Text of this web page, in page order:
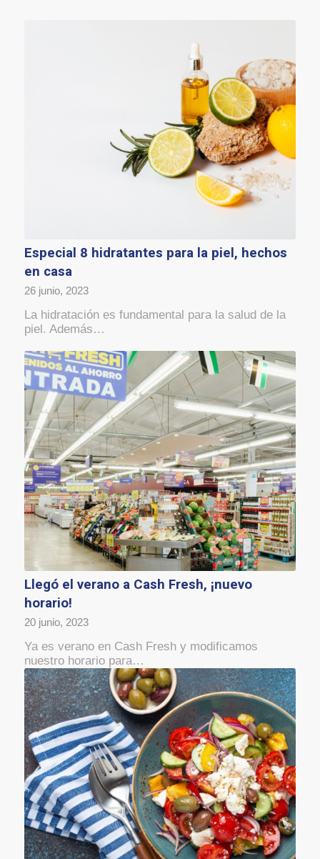
Especial 8 hidratantes para la piel, hechos
en casa
26 junio, 2023
La hidratación es fundamental para la salud de la
piel. Además…
Llegó el verano a Cash Fresh, ¡nuevo
horario!
20 junio, 2023
Ya es verano en Cash Fresh y modificamos
nuestro horario para…